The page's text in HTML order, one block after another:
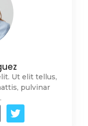
Ut elit tellus,
pulvinar